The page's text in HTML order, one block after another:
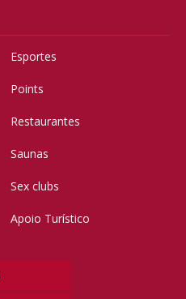
Esportes
Points
Restaurantes
Saunas
Sex clubs
Apoio Turístico